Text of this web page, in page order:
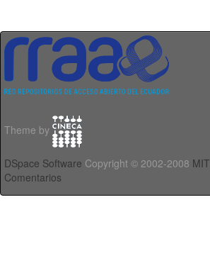
Theme by
DSpace Software Copyright © 2002-2008 MIT
Comentarios